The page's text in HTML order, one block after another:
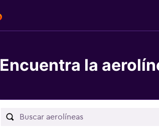
Encuentra la